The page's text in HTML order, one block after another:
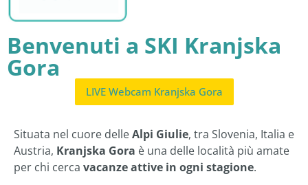
Benvenuti a SKI Kranjska
Gora
LIVE Webcam Kranjska Gora
Situata nel cuore delleAlpi Giulie, tra Slovenia, Italia e
Austria, Kranjska Gora è una delle località più amate
per chi cerca vacanze attive in ogni stagione.